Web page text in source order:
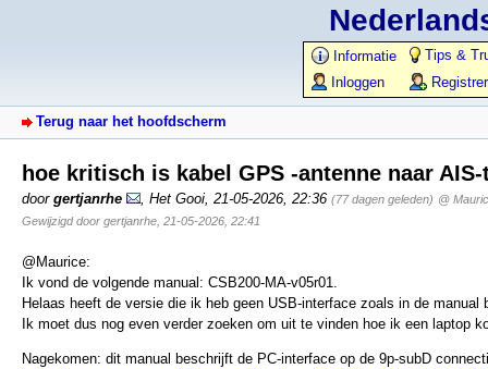
Informatie
Tips &
Inloggen
Terug naar het hoofdscherm
hoe kritisch is kabel GPS -antenne naar
door gertjanrhe Het Gooi 21-05-2026, 22:36 (77 dagen geleden) @
Gewijzigd door gertjanrhe, 21-05-2026, 22:41
@Maurice:
Ik vond de volgende manual: CSB200-MA-v05r01.
Helaas heeft de versie die ik heb geen USB-interface zoals in de manual
Ik moet dus nog even verder zoeken om uit te vinden hoe ik een laptop
Nagekomen: dit manual beschrijft de PC-interface op de 9p-subD